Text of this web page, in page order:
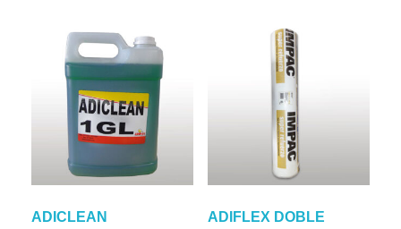
ADICLEAN
ADIFLEX DOBLE